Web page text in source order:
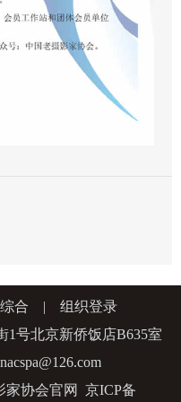
合 | 组织登录
1号北京新侨饭店B635室
家协会官网 京ICP备